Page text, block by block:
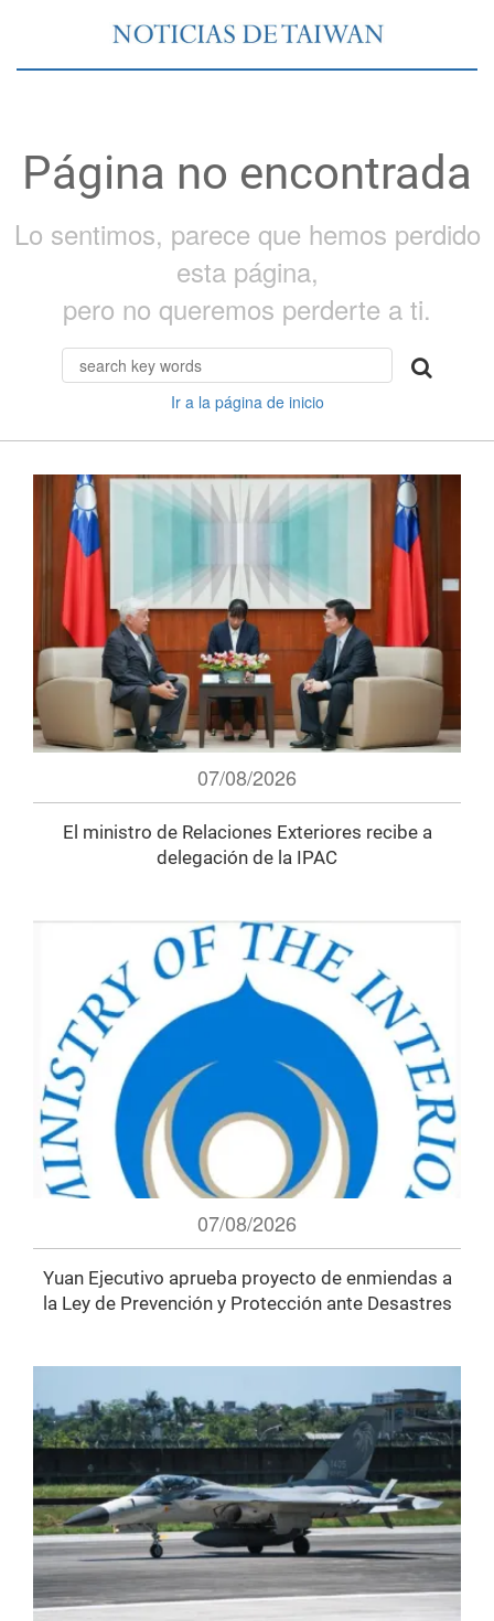
Página no encontrada
Lo sentimos, parece que hemos perdido
esta página,
pero no queremos perderte a ti.
Ir a la página de inicio
07/08/2026
El ministro de Relaciones Exteriores recibe a
delegación de la IPAC
07/08/2026
Yuan Ejecutivo aprueba proyecto de enmiendas a
la Ley de Prevención y Protección ante Desastres